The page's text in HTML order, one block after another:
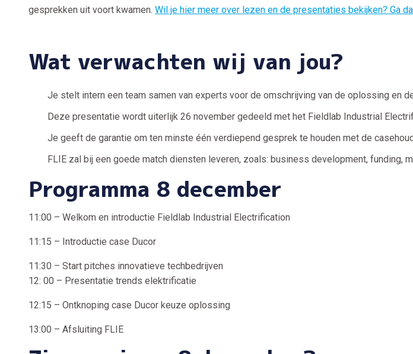
gesprekken uit voort kwamen. Wil je hier meer over lezen en de presentaties bekijken? Ga
Wat verwachten wij van jou?
Je stelt intern een team samen van experts voor de omschrijving van de oplossing en
Deze presentatie wordt uiterlijk 26 november gedeeld met het Fieldlab Industrial
Je geeft de garantie om ten minste één verdiepend gesprek te houden met de
FLIE zal bij een goede match diensten leveren, zoals: business development, funding,
Programma 8 december
11:00 – Welkom en introductie Fieldlab Industrial Electrification
11:15 – Introductie case Ducor
11:30 – Start pitches innovatieve techbedrijven
12: 00 – Presentatie trends elektrificatie
12:15 – Ontknoping case Ducor keuze oplossing
13:00 – Afsluiting FLIE